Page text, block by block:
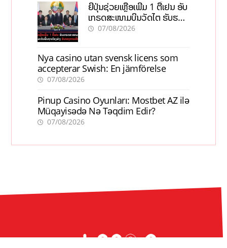
ຍີ່ປຸ່ນຊ່ວຍເຫຼືອເພີ່ມ 1 ຕື້ເຢນ ອັບ
ເກຣດສະໜາມບິນວັດໄຕ ຮັບຮອງ
ການເຕີບໂຕ
07/08/2026
Nya casino utan svensk licens som
accepterar Swish: En jämförelse
07/08/2026
Pinup Casino Oyunları: Mostbet AZ ilə
Müqayisədə Nə Təqdim Edir?
07/08/2026